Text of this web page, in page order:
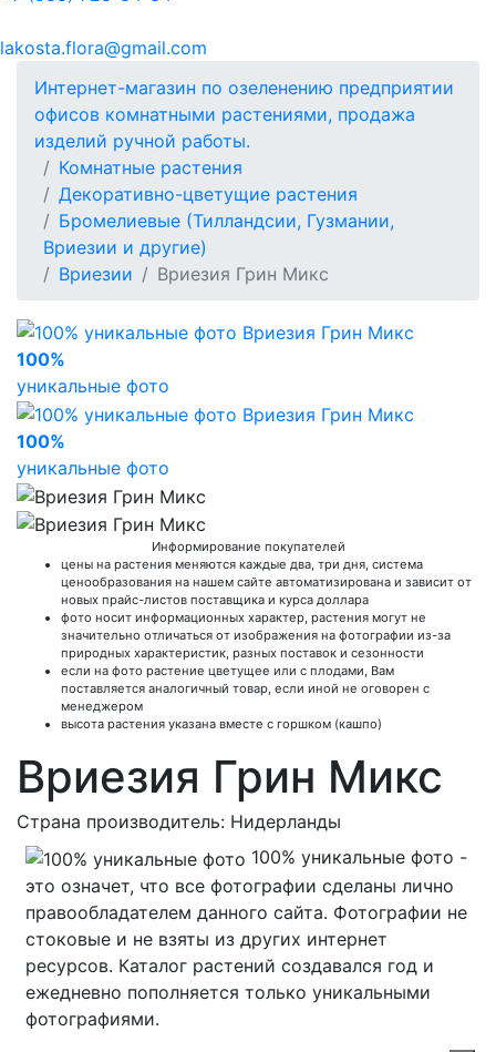
lakosta.flora@gmail.com
Интернет-магазин по озеленению предприятии
офисов комнатными растениями, продажа
изделий ручной работы.
Комнатные растения
Декоративно-цветущие растения
Бромелиевые (Тилландсии, Гузмании,
Вриезии и другие)
Вриезии
Вриезия Грин Микс
100%
уникальные фото
100%
уникальные фото
Информирование покупателей
цены на растения меняются каждые два, три дня, система
ценообразования на нашем сайте автоматизирована и зависит от
новых прайс-листов поставщика и курса доллара
фото носит информационных характер, растения могут не
значительно отличаться от изображения на фотографии из-за
природных характеристик, разных поставок и сезонности
если на фото растение цветущее или с плодами, Вам
поставляется аналогичный товар, если иной не оговорен с
менеджером
высота растения указана вместе с горшком (кашпо)
Вриезия Грин Микс
Страна производитель: Нидерланды
100% уникальные фото -
это означет, что все фотографии сделаны лично
правообладателем данного сайта. Фотографии не
стоковые и не взяты из других интернет
ресурсов. Каталог растений создавался год и
ежедневно пополняется только уникальными
фотографиями.